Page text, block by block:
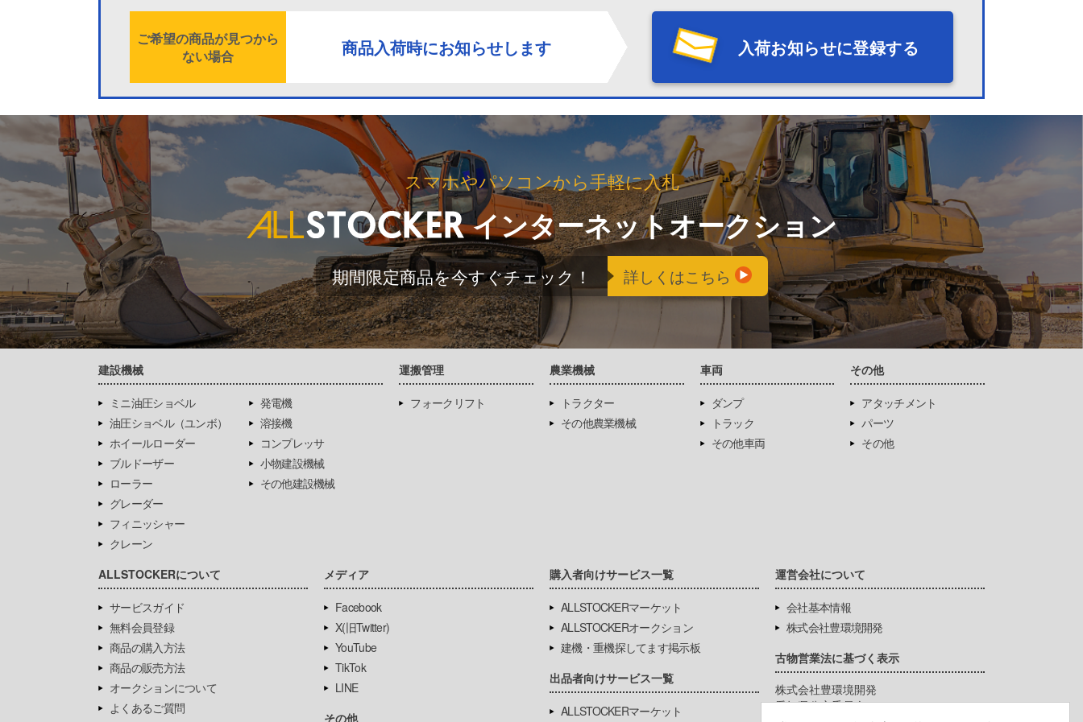
ご希望の商品が見つから
ない場合
商品入荷時にお知らせします 入荷お知らせに登録する
スマホやパソコンから手軽に入札
インターネットオークション
期間限定商品を今すぐチェック！ 詳しくはこちら
建設機械
ミニ油圧ショベル
油圧ショベル（ユンボ）
ホイールローダー
ブルドーザー
ローラー
グレーダー
フィニッシャー
クレーン
発電機
溶接機
コンプレッサ
小物建設機械
その他建設機械
運搬管理
フォークリフト
農業機械
トラクター
その他農業機械
車両
ダンプ
トラック
その他車両
その他
アタッチメント
パーツ
その他
ALLSTOCKERについて
サービスガイド
無料会員登録
商品の購入方法
商品の販売方法
オークションについて
よくあるご質問
メディア
Facebook
X(旧Twitter)
YouTube
TikTok
LINE
その他
購入者向けサービス一覧
ALLSTOCKERマーケット
ALLSTOCKERオークション
建機・重機探してます掲示板
出品者向けサービス一覧
ALLSTOCKERマーケット
運営会社について
会社基本情報
株式会社豊環境開発
古物営業法に基づく表示
株式会社豊環境開発
愛知県公安委員会